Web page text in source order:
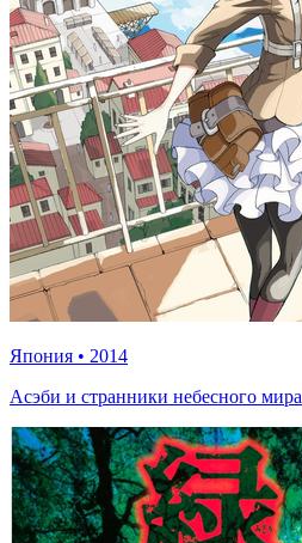
Япония • 2014
Асэби и странники небесного мира